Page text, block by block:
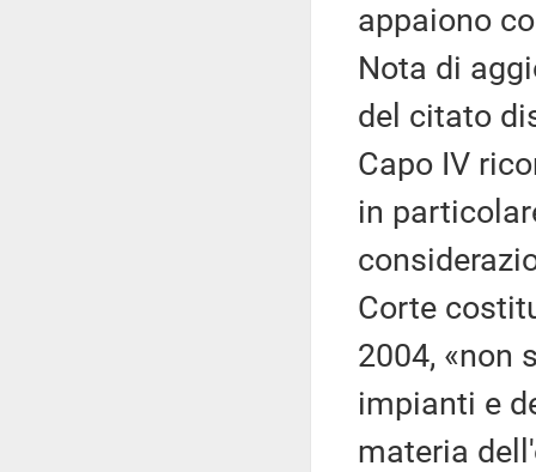
appaiono
Nota di
del citato
Capo IV
in
Corte
2004, «non
impianti e
materia